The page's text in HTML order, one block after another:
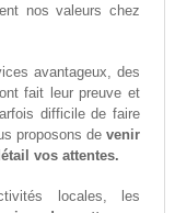
nos valeurs chez
avantageux, des
fait leur preuve et
difficile de faire
proposons devenir
vos attentes.
locales, les